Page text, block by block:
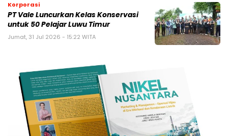
Korporasi
PT Vale Luncurkan Kelas Konservasi
untuk 50 Pelajar Luwu Timur
Jumat, 31 Jul 2026 - 15:22 WITA